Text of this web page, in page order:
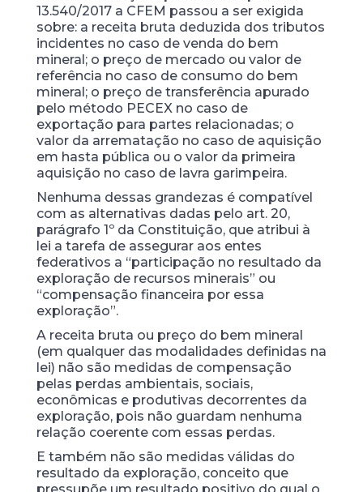
13.540/2017 a CFEM passou a ser exigida
sobre: a receita bruta deduzida dos tributos
incidentes no caso de venda do bem
mineral; o preço de mercado ou valor de
referência no caso de consumo do bem
mineral; o preço de transferência apurado
pelo método PECEX no caso de
exportação para partes relacionadas; o
valor da arrematação no caso de aquisição
em hasta pública ou o valor da primeira
aquisição no caso de lavra garimpeira.
Nenhuma dessas grandezas é compatível
com as alternativas dadas pelo art. 20,
parágrafo 1º da Constituição, que atribui à
lei a tarefa de assegurar aos entes
federativos a “participação no resultado da
exploração de recursos minerais” ou
“compensação financeira por essa
exploração”.
A receita bruta ou preço do bem mineral
(em qualquer das modalidades definidas na
lei) não são medidas de compensação
pelas perdas ambientais, sociais,
econômicas e produtivas decorrentes da
exploração, pois não guardam nenhuma
relação coerente com essas perdas.
E também não são medidas válidas do
resultado da exploração, conceito que